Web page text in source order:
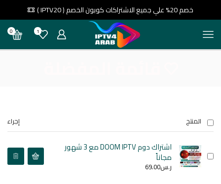
خصم 20% علي جميع الاشتراكات كوبون الخصم ( IPTV20 )
1
0
المنتج إجراء
اشتراك دوم DOOM IPTV مع 3 شهور
مجاناً
ر.س69.00